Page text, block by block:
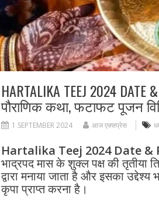
HARTALIKA TEEJ 2024
पौराणिक कथा, फटाफट पूजन
1 SEPTEMBER 2024 आज एक्सप्रेस
Hartalika Teej 2024 Date &
भाद्रपद मास के शुक्ल पक्ष की तृतीया
द्वारा मनाया जाता है और इसका
कृपा प्राप्त करना है।